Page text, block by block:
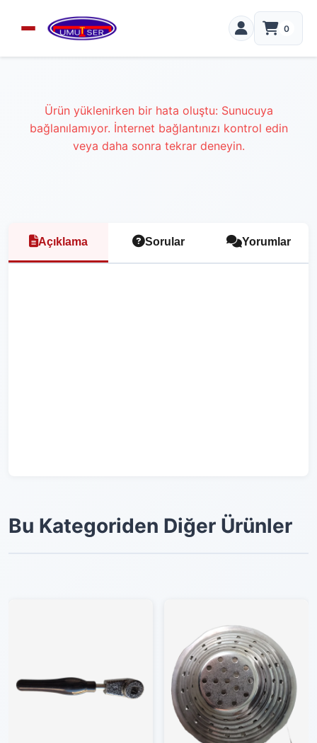
0
Ürün yüklenirken bir hata oluştu: Sunucuya
bağlanılamıyor. İnternet bağlantınızı kontrol edin
veya daha sonra tekrar deneyin.
Açıklama Sorular Yorumlar
Bu Kategoriden Diğer Ürünler